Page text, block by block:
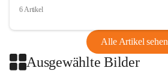
6 Artikel
Alle Artikel sehen
Ausgewählte Bilder